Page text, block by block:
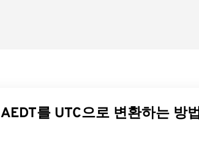
AEDT를 UTC으로 변환하는 방법